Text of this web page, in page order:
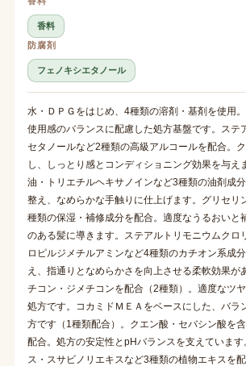
香料
防腐剤
フェノキシエタノール
水・ＤＰＧをはじめ、4種類の溶剤・基剤を使用
使用感のバランスに配慮した処方基盤です。ステ
セタノールなど2種類の高級アルコールを配合。
し、しっとり感とコンディショニング効果を与え
油・トリエチルヘキサノインなど3種類の油剤成
整え、なめらかな手触りに仕上げます。グリセリ
種類の保湿・補修成分を配合。適度なうるおいと
のある髪に導きます。ステアルトリモニウムクロ
ロピルジメチルアミンなど4種類のカチオン系成
え、指通りとなめらかさを向上させる柔軟効果が
チコン・ジメチコンを配合（2種類）。適度なツ
処方です。コカミドＭＥＡをベースにした、バラ
方です（1種類配合）。クエン酸・セバシン酸を
配合。処方の安定性とpHバランスを支えていま
ス・スサビノリエキスなど3種類の植物エキスを